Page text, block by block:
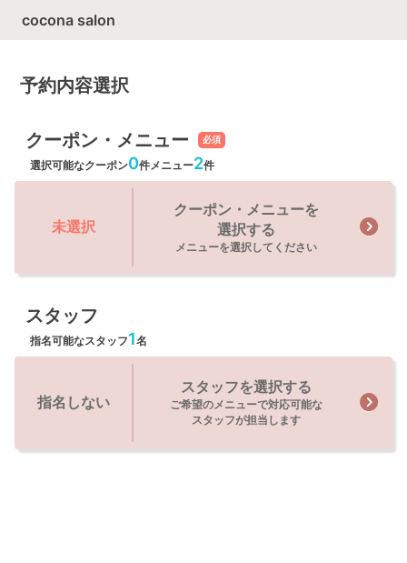
cocona salon
予約内容選択
クーポン・メニュー 必須
選択可能なクーポン0件 メニュー2件
未選択
クーポン・メニューを
選択する
メニューを選択してください
スタッフ
指名可能なスタッフ1名
指名しない
スタッフを選択する
ご希望のメニューで対応可能な
スタッフが担当します